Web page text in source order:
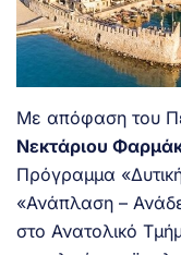
Με απόφαση του
Νεκτάριου
Πρόγραμμα
«Ανάπλαση –
στο Ανατολικό